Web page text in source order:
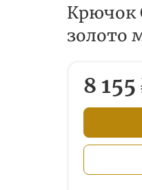
Крючок
золото
8 155